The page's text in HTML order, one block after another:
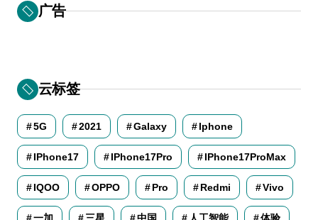
广告
云标签
5G 2021 Galaxy Iphone
IPhone17 IPhone17Pro IPhone17ProMax
IQOO OPPO Pro Redmi Vivo
一加 三星 中国 人工智能 体验